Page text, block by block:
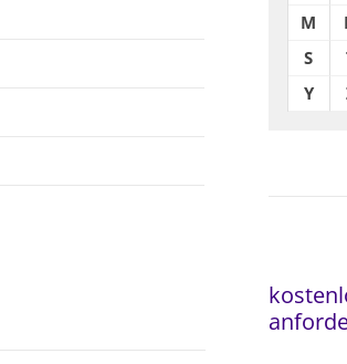
M
S
Y